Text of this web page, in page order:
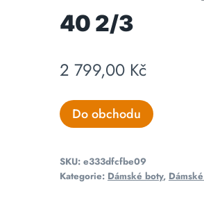
40 2/3
2 799,00 Kč
Do obchodu
SKU: e333dfcfbe09
Kategorie: Dámské boty,